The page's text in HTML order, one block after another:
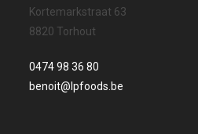
Kortemarkstraat 63
8820 Torhout
0474 98 36 80‬
benoit@lpfoods.be